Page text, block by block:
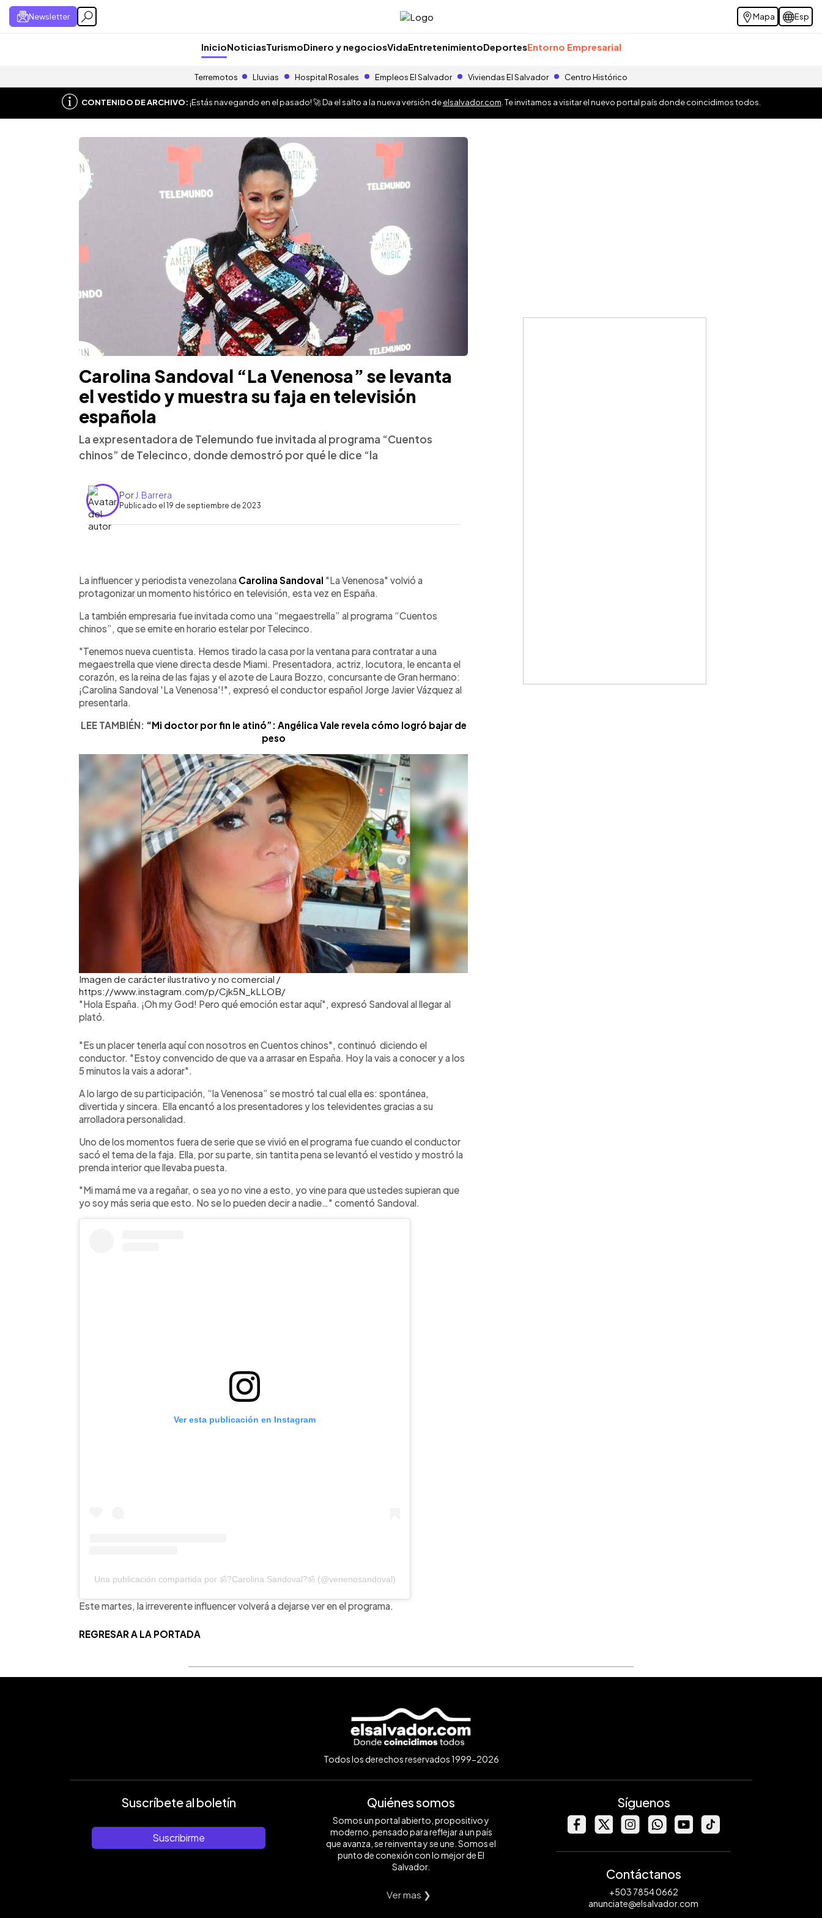
Newsletter Mapa Esp
InicioNoticiasTurismoDinero y negociosVidaEntretenimientoDeportesEntorno Empresarial
Terremotos Lluvias Hospital Rosales Empleos El Salvador Viviendas El Salvador Centro Histórico
CONTENIDO DE ARCHIVO:¡Estás navegando en el pasado! 🚀 Da el salto a la nueva versión deelsalvador.com . Te invitamos a visitar el nuevo portal país donde coincidimos todos.
Carolina Sandoval “La Venenosa” se levanta
el vestido y muestra su faja en televisión
española
La expresentadora de Telemundo fue invitada al programa “Cuentos
chinos” de Telecinco, donde demostró por qué le dice “la
Por J. Barrera
Publicado el 19 de septiembre de 2023
Escuchar artículo
La influencer y periodista venezolana Carolina Sandoval "La Venenosa" volvió a
protagonizar un momento histórico en televisión, esta vez en España.
La también empresaria fue invitada como una “megaestrella” al programa “Cuentos
chinos”, que se emite en horario estelar por Telecinco.
"Tenemos nueva cuentista. Hemos tirado la casa por la ventana para contratar a una
megaestrella que viene directa desde Miami. Presentadora, actriz, locutora, le encanta el
corazón, es la reina de las fajas y el azote de Laura Bozzo, concursante de Gran hermano:
¡Carolina Sandoval 'La Venenosa'!", expresó el conductor español Jorge Javier Vázquez al
presentarla.
LEE TAMBIÉN: “Mi doctor por fin le atinó”: Angélica Vale revela cómo logró bajar de
peso
Imagen de carácter ilustrativo y no comercial /
https://www.instagram.com/p/Cjk5N_kLLOB/
"Hola España. ¡Oh my God! Pero qué emoción estar aquí", expresó Sandoval al llegar al
plató.
"Es un placer tenerla aquí con nosotros en Cuentos chinos", continuó diciendo el
conductor. "Estoy convencido de que va a arrasar en España. Hoy la vais a conocer y a los
5 minutos la vais a adorar".
A lo largo de su participación, “la Venenosa” se mostró tal cual ella es: spontánea,
divertida y sincera. Ella encantó a los presentadores y los televidentes gracias a su
arrolladora personalidad.
Uno de los momentos fuera de serie que se vivió en el programa fue cuando el conductor
sacó el tema de la faja. Ella, por su parte, sin tantita pena se levantó el vestido y mostró la
prenda interior que llevaba puesta.
"Mi mamá me va a regañar, o sea yo no vine a esto, yo vine para que ustedes supieran que
yo soy más seria que esto. No se lo pueden decir a nadie…" comentó Sandoval.
Ver esta publicación en Instagram
Una publicación compartida por ॐ?Carolina Sandoval?ॐ (@venenosandoval)
Este martes, la irreverente influencer volverá a dejarse ver en el programa.
REGRESAR A LA PORTADA
Todos los derechos reservados 1999-2026
Suscríbete al boletín
Suscribirme
Quiénes somos
Somos un portal abierto, propositivo y
moderno, pensado para reflejar a un país
que avanza, se reinventa y se une. Somos el
punto de conexión con lo mejor de El
Salvador.
Ver mas ❯
Síguenos
Contáctanos
+503 7854 0662
anunciate@elsalvador.com